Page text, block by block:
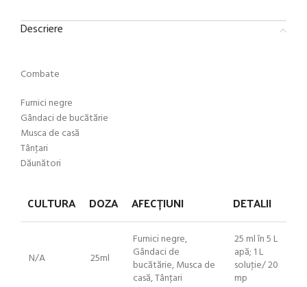
Descriere
Combate
Furnici negre
Gândaci de bucătărie
Musca de casă
Tânţari
Dăunători
CULTURA DOZA AFECȚIUNI DETALII
N/A 25ml
Furnici negre,
Gândaci de
bucătărie, Musca de
casă, Tânţari
25 ml în 5 L
apă; 1 L
soluţie/ 20
mp